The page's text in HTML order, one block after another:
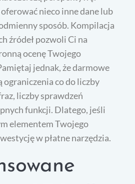
nieco inne dane lub
sposób. Kompilacja
źródeł pozwoli Ci na
ocenę Twojego
jednak, że darmowe
ograniczenia co do liczby
liczby sprawdzeń
funkcji. Dlatego, jeśli
elementem Twojego
w płatne narzędzia.